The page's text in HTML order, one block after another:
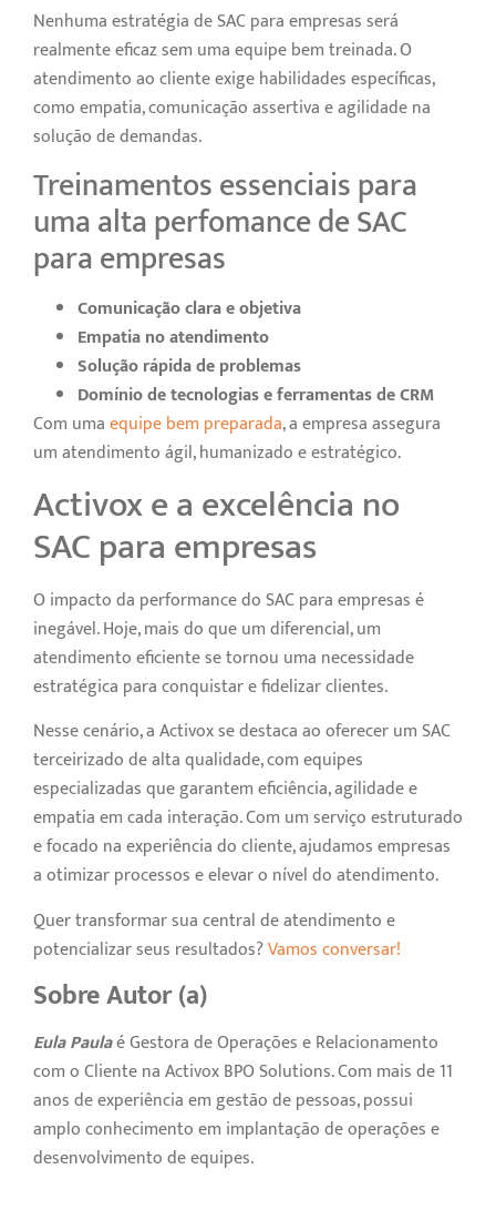
Nenhuma estratégia de SAC para empresas será
realmente eficaz sem uma equipe bem treinada. O
atendimento ao cliente exige habilidades específicas,
como empatia, comunicação assertiva e agilidade na
solução de demandas.
Treinamentos essenciais para
uma alta perfomance de SAC
para empresas
Comunicação clara e objetiva
Empatia no atendimento
Solução rápida de problemas
Domínio de tecnologias e ferramentas de CRM
Com umaequipe bem preparada, a empresa assegura
um atendimento ágil, humanizado e estratégico.
Activox e a excelência no
SAC para empresas
O impacto da performance do SAC para empresas é
inegável. Hoje, mais do que um diferencial, um
atendimento eficiente se tornou uma necessidade
estratégica para conquistar e fidelizar clientes.
Nesse cenário, a Activox se destaca ao oferecer um SAC
terceirizado de alta qualidade, com equipes
especializadas que garantem eficiência, agilidade e
empatia em cada interação. Com um serviço estruturado
e focado na experiência do cliente, ajudamos empresas
a otimizar processos e elevar o nível do atendimento.
Quer transformar sua central de atendimento e
potencializar seus resultados?Vamos conversar!
Sobre Autor (a)
Eula Paulaé Gestora de Operações e Relacionamento
com o Cliente na Activox BPO Solutions. Com mais de 11
anos de experiência em gestão de pessoas, possui
amplo conhecimento em implantação de operações e
desenvolvimento de equipes.